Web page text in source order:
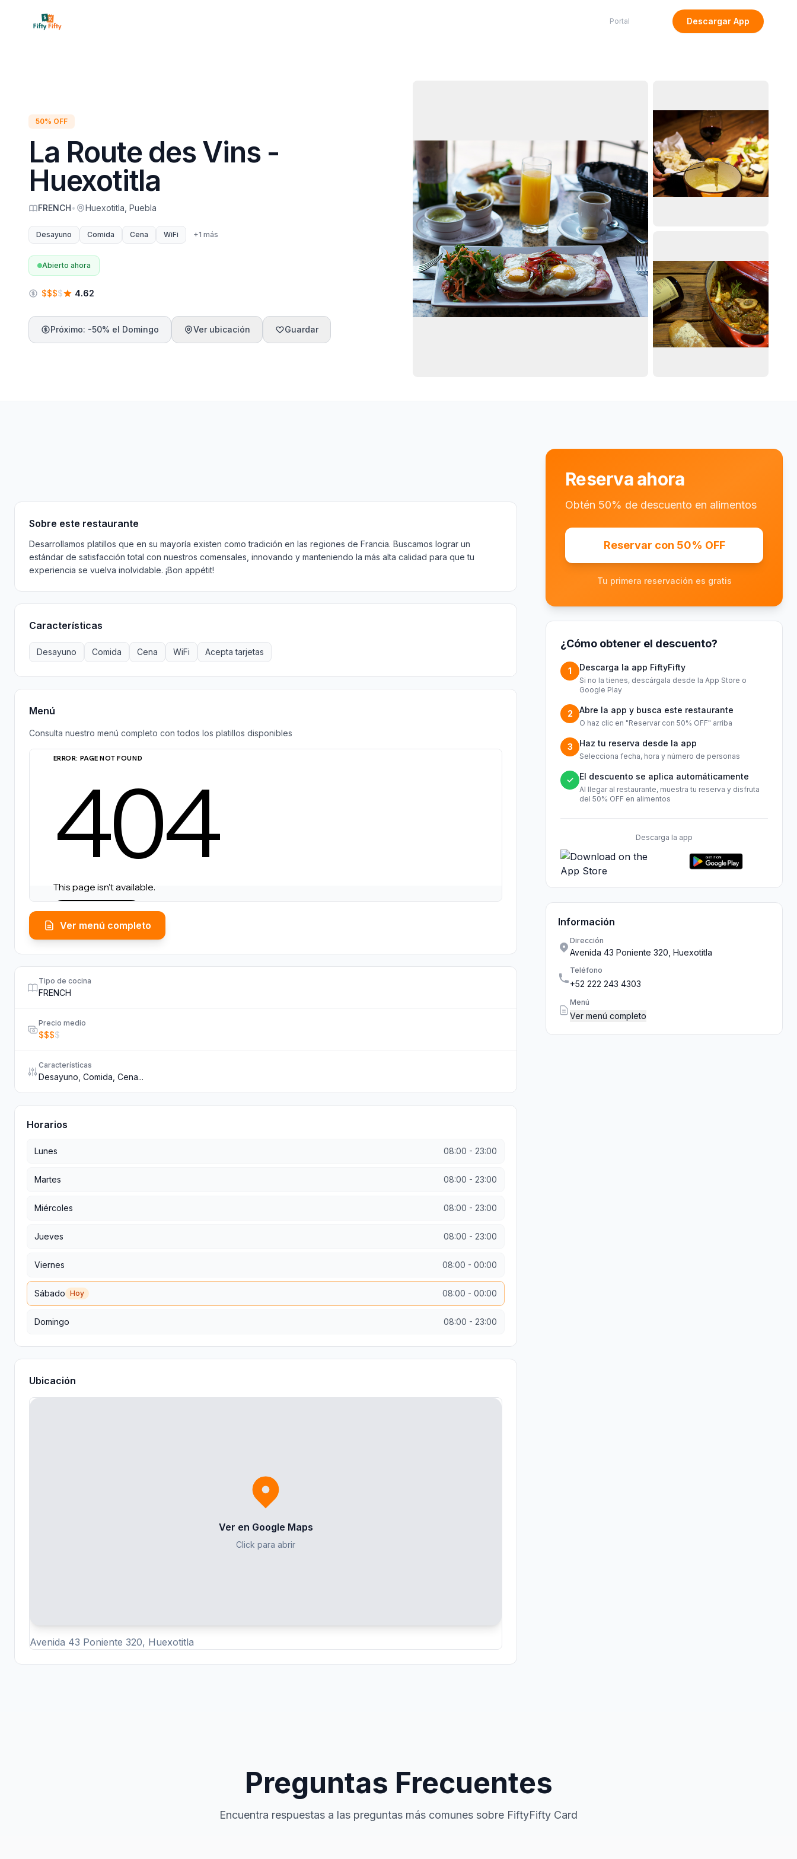
Portal Descargar App
50% OFF
La Route des Vins -
Huexotitla
FRENCH• Huexotitla, Puebla
Desayuno Comida Cena WiFi +1 más
Abierto ahora
$$$$ 4.62
Próximo: -50% el Domingo Ver ubicación Guardar
Sobre este restaurante
Desarrollamos platillos que en su mayoría existen como tradición en las regiones de Francia. Buscamos lograr un
estándar de satisfacción total con nuestros comensales, innovando y manteniendo la más alta calidad para que tu
experiencia se vuelva inolvidable. ¡Bon appétit!
Características
Desayuno Comida Cena WiFi Acepta tarjetas
Menú
Consulta nuestro menú completo con todos los platillos disponibles
Ver menú completo
Tipo de cocina
FRENCH
Precio medio
$$$$
Características
Desayuno, Comida, Cena...
Horarios
Lunes 08:00 - 23:00
Martes 08:00 - 23:00
Miércoles 08:00 - 23:00
Jueves 08:00 - 23:00
Viernes 08:00 - 00:00
Sábado Hoy 08:00 - 00:00
Domingo 08:00 - 23:00
Ubicación
Ver en Google Maps
Click para abrir
Avenida 43 Poniente 320, Huexotitla
Reserva ahora
Obtén 50% de descuento en alimentos
Reservar con 50% OFF
Tu primera reservación es gratis
¿Cómo obtener el descuento?
1 Descarga la app FiftyFifty
Si no la tienes, descárgala desde la App Store o
Google Play
2 Abre la app y busca este restaurante
O haz clic en "Reservar con 50% OFF" arriba
3 Haz tu reserva desde la app
Selecciona fecha, hora y número de personas
✓ El descuento se aplica automáticamente
Al llegar al restaurante, muestra tu reserva y disfruta
del 50% OFF en alimentos
Descarga la app
Información
Dirección
Avenida 43 Poniente 320, Huexotitla
Teléfono
+52 222 243 4303
Menú
Ver menú completo
Preguntas Frecuentes
Encuentra respuestas a las preguntas más comunes sobre FiftyFifty Card